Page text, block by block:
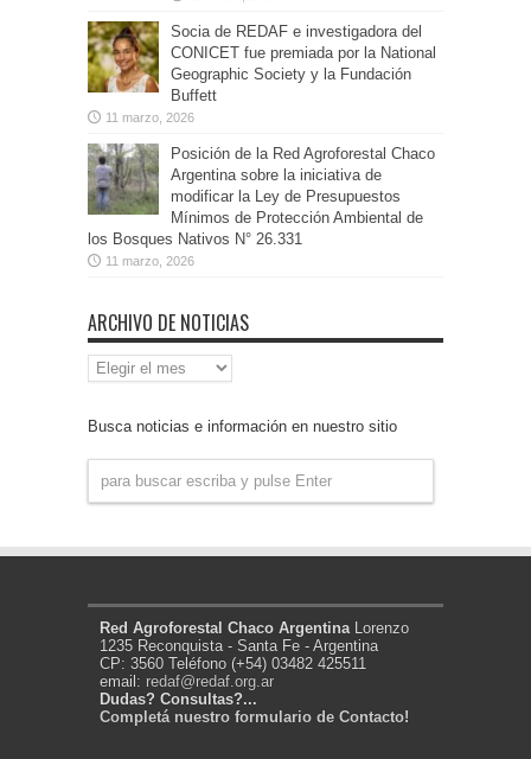
Socia de REDAF e investigadora del
CONICET fue premiada por la National
Geographic Society y la Fundación
Buffett
11 marzo, 2026
Posición de la Red Agroforestal Chaco
Argentina sobre la iniciativa de
modificar la Ley de Presupuestos
Mínimos de Protección Ambiental de
los Bosques Nativos N° 26.331
11 marzo, 2026
ARCHIVO DE NOTICIAS
Archivo
de
Busca noticias e información en nuestro sitio
Red Agroforestal Chaco Argentina Lorenzo
1235 Reconquista - Santa Fe - Argentina
CP: 3560 Teléfono (+54) 03482 425511
email: redaf@redaf.org.ar
Dudas? Consultas?...
Completá nuestro formulario de Contacto!